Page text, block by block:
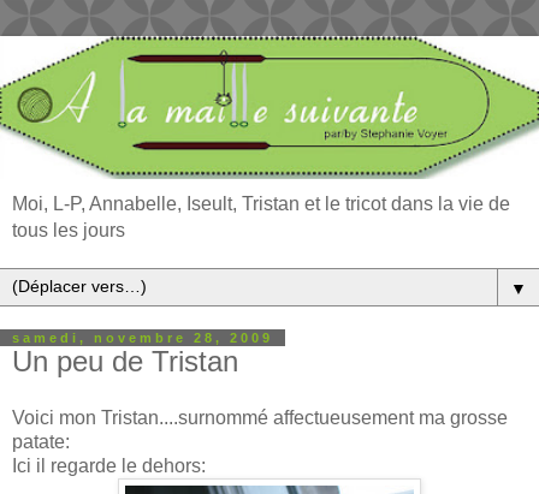
Moi, L-P, Annabelle, Iseult, Tristan et le tricot dans la vie de
tous les jours
▼
samedi, novembre 28, 2009
Un peu de Tristan
Voici mon Tristan....surnommé affectueusement ma grosse
patate:
Ici il regarde le dehors: